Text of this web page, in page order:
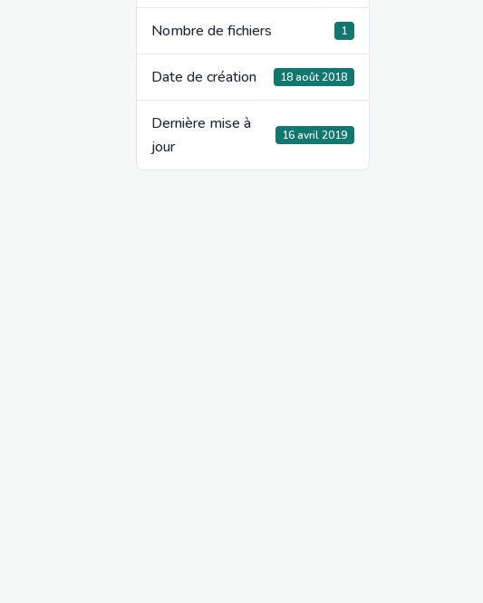
Nombre de fichiers 1
Date de création 18 août 2018
Dernière mise à
jour
16 avril 2019